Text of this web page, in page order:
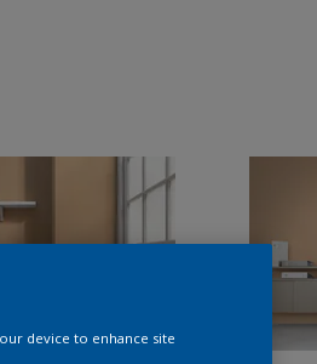
device to enhance site